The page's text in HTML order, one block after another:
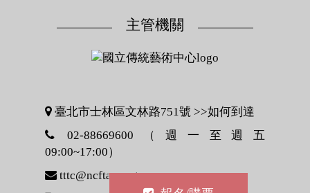
主管機關
臺北市士林區文林路751號 >>如何到達
02-88669600（週一至週五
09:00~17:00）
tttc@ncfta.gov.tw